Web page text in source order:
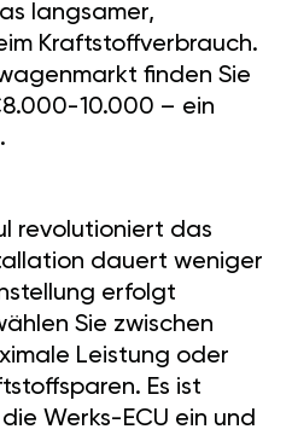
langsamer,
Kraftstoffverbrauch.
finden Sie
10.000 – ein
revolutioniert das
dauert weniger
erfolgt
Sie zwischen
Leistung oder
Es ist
Werks-ECU ein und